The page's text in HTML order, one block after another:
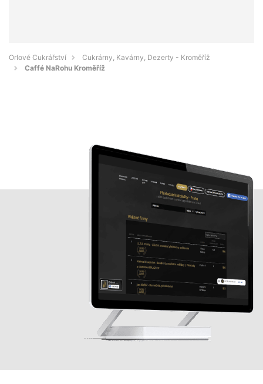
Orlové Cukrářství
Cukrárny, Kavárny, Dezerty - Kroměříž
Caffé NaRohu Kroměříž